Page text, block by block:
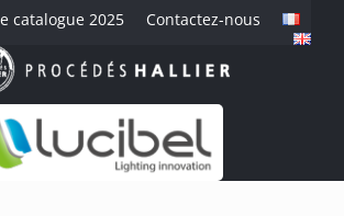
catalogue 2025 Contactez-nous